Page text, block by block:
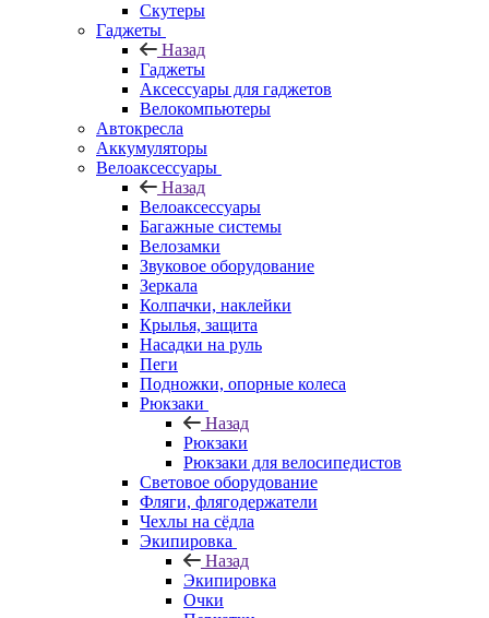
Скутеры
Гаджеты
Назад
Гаджеты
Аксессуары для гаджетов
Велокомпьютеры
Автокресла
Аккумуляторы
Велоаксессуары
Назад
Велоаксессуары
Багажные системы
Велозамки
Звуковое оборудование
Зеркала
Колпачки, наклейки
Крылья, защита
Насадки на руль
Пеги
Подножки, опорные колеса
Рюкзаки
Назад
Рюкзаки
Рюкзаки для велосипедистов
Световое оборудование
Фляги, флягодержатели
Чехлы на сёдла
Экипировка
Назад
Экипировка
Очки